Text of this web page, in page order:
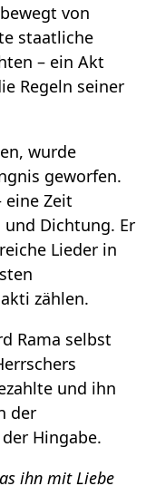
von
staatliche
– ein Akt
Regeln seiner
wurde
geworfen.
eine Zeit
und Dichtung. Er
Lieder in
zählen.
Rama selbst
und ihn
der
Hingabe.
ihn mit Liebe